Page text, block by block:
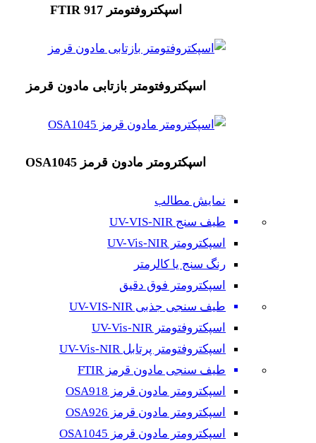
اسپکتروفتومتر FTIR 917
اسپکتروفتومتر بازتابی مادون قرمز
اسپکترومتر مادون قرمز OSA1045
نمایش مطالب
طیف سنج UV-VIS-NIR
اسپکترومتر UV-Vis-NIR
رنگ سنج یا کالرمتر
اسپکترومتر فوق دقیق
طیف سنجی جذبی UV-VIS-NIR
اسپکتروفتومتر UV-Vis-NIR
اسپکتروفتومتر پرتابل UV-Vis-NIR
طیف سنجی مادون قرمز FTIR
اسپکترومتر مادون قرمز OSA918
اسپکترومتر مادون قرمز OSA926
اسپکترومتر مادون قرمز OSA1045